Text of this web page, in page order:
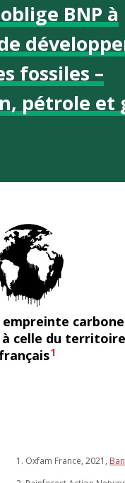
BNP à
fossiles –
pétrole et
empreinte carbone
à celle du territoire
français1
1. Oxfam France, 2021,